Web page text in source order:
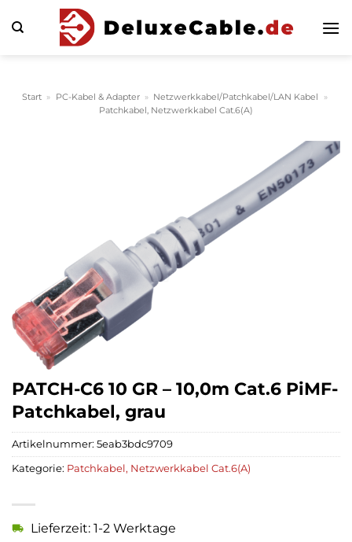
Inhalt
Start » PC-Kabel & Adapter » Netzwerkkabel/Patchkabel/LAN Kabel
»
Patchkabel, Netzwerkkabel Cat.6(A)
PATCH-C6 10 GR – 10,0m Cat.6 PiMF-
Patchkabel, grau
Lieferzeit: 1-2 Werktage
Artikelnummer: 5eab3bdc9709
Kategorie: Patchkabel, Netzwerkkabel Cat.6(A)